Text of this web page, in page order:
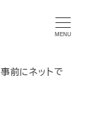
MENU
事前にネットで